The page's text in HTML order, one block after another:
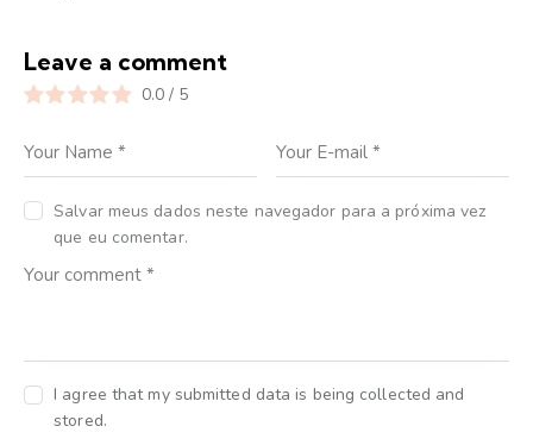
Leave a comment
0.0 / 5
Salvar meus dados neste navegador para a próxima vez
que eu comentar.
I agree that my submitted data is being collected and
stored.